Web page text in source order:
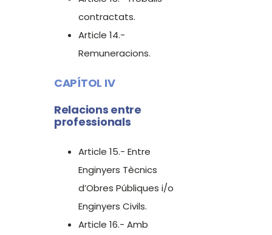
contractats.
Article 14.-
Remuneracions.
CAPÍTOL IV
Relacions entre
professionals
Article 15.- Entre
Enginyers Tècnics
d’Obres Públiques i/o
Enginyers Civils.
Article 16.- Amb